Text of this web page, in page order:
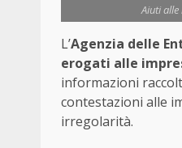
Aiuti
L’Agenzia delle
erogati alle
informazioni
contestazioni alle
irregolarità.